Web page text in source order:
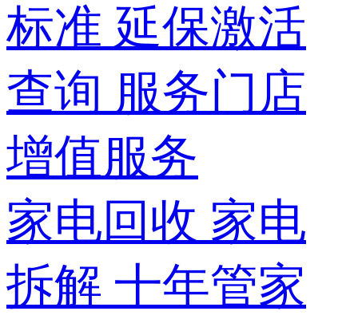
标准 延保激活
查询 服务门店
增值服务
家电回收 家电
拆解 十年管家